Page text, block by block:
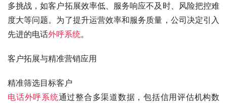
多挑战，如客户拓展效率低、服务响应不及时、风险把控难
度大等问题。为了提升运营效率和服务质量，公司决定引入
先进的电话外呼系统。
客户拓展与精准营销应用
精准筛选目标客户
电话外呼系统通过整合多渠道数据，包括信用评估机构数